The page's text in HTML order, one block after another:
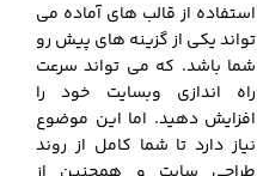
استفاده از قالب های آماده می
تواند یکی از گزینه های پیش رو
شما باشد. که می تواند سرعت
راه اندازی وبسایت خود را
افزایش دهید. اما این موضوع
نیاز دارد تا شما کامل از روند